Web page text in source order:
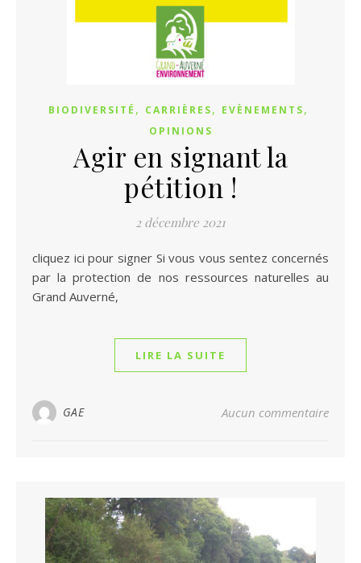
BIODIVERSITÉ , CARRIÈRES, EVÈNEMENTS,
OPINIONS
Agir en signant la
pétition !
2 décembre 2021
cliquez ici pour signer Si vous vous sentez concernés
par la protection de nos ressources naturelles au
Grand Auverné,
LIRE LA SUITE
GAE Aucun commentaire